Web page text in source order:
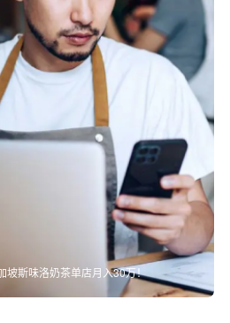
坡斯味洛奶茶单店月入30万！